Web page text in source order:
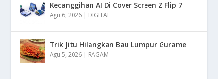
Kecanggihan AI Di Cover Screen Z Flip 7
Agu 6, 2026 DIGITAL
Trik Jitu Hilangkan Bau Lumpur Gurame
Agu 5, 2026 RAGAM